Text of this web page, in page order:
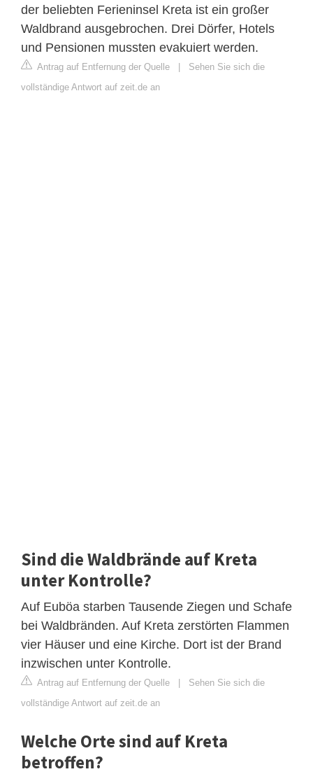
der beliebten Ferieninsel Kreta ist ein großer
Waldbrand ausgebrochen. Drei Dörfer, Hotels
und Pensionen mussten evakuiert werden.
Antrag auf Entfernung der Quelle | Sehen Sie sich die
vollständige Antwort auf zeit.de an
Sind die Waldbrände auf Kreta
unter Kontrolle?
Auf Euböa starben Tausende Ziegen und Schafe
bei Waldbränden. Auf Kreta zerstörten Flammen
vier Häuser und eine Kirche. Dort ist der Brand
inzwischen unter Kontrolle.
Antrag auf Entfernung der Quelle | Sehen Sie sich die
vollständige Antwort auf zeit.de an
Welche Orte sind auf Kreta
betroffen?